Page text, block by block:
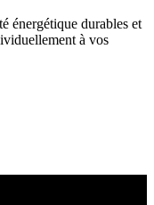
énergétique durables et
à vos